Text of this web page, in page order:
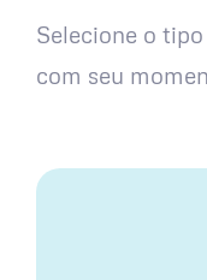
Selecione o
com seu